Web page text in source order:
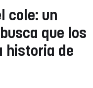
cole: un
que los
historia de